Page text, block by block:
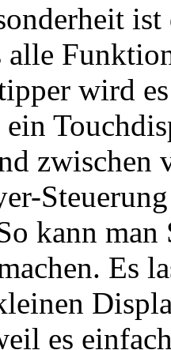
alle
wird
zwischen
kann man
Es
es